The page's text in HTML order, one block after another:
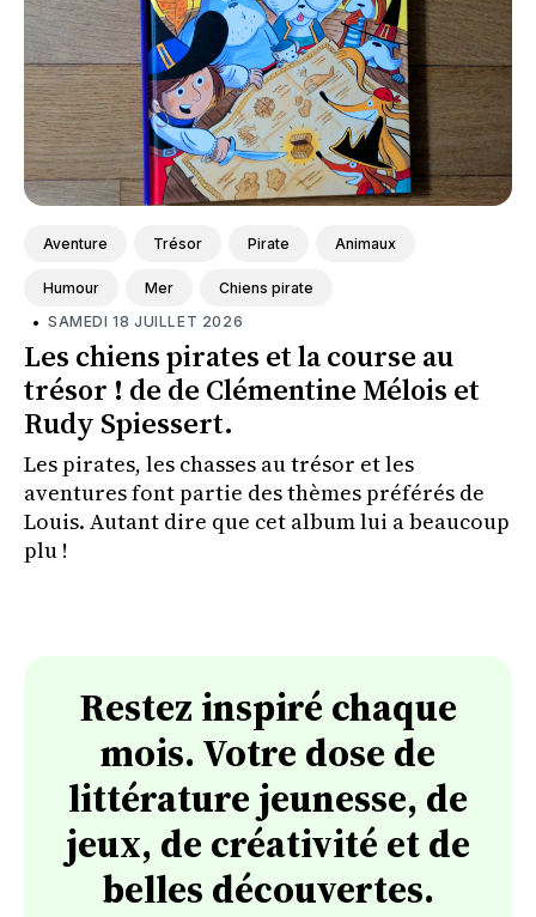
Aventure Trésor Pirate Animaux
Humour Mer Chiens pirate
• SAMEDI 18 JUILLET 2026
Les chiens pirates et la course au
trésor ! de de Clémentine Mélois et
Rudy Spiessert.
Les pirates, les chasses au trésor et les
aventures font partie des thèmes préférés de
Louis. Autant dire que cet album lui a beaucoup
plu !
Restez inspiré chaque
mois. Votre dose de
littérature jeunesse, de
jeux, de créativité et de
belles découvertes.